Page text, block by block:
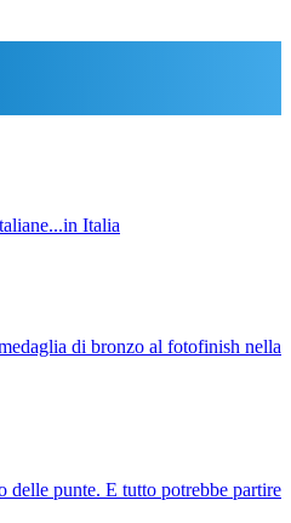
Italia
di bronzo al fotofinish nella
punte. E tutto potrebbe partire